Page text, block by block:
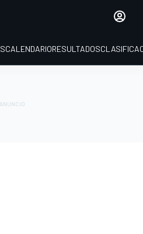
CALENDARIORESULTADOS